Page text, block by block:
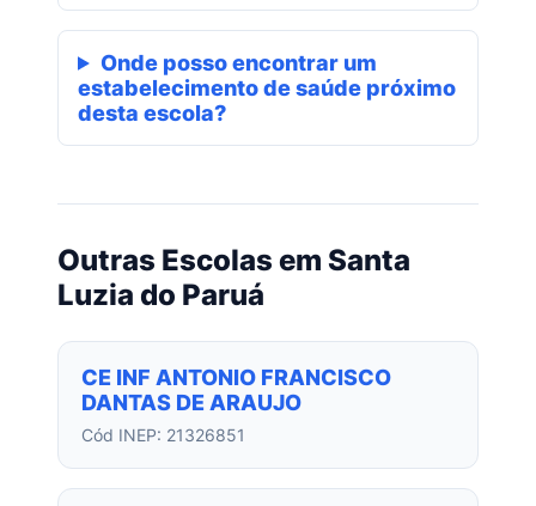
Onde posso encontrar um
estabelecimento de saúde próximo
desta escola?
Outras Escolas em Santa
Luzia do Paruá
CE INF ANTONIO FRANCISCO
DANTAS DE ARAUJO
Cód INEP: 21326851